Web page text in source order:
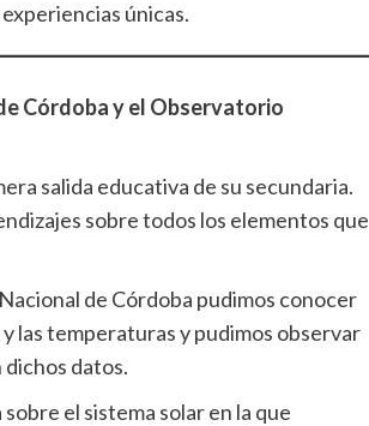
únicas.
Córdoba y el Observatorio
salida educativa de su secundaria.
sobre todos los elementos que
de Córdoba pudimos conocer
las temperaturas y pudimos observar
datos.
el sistema solar en la que